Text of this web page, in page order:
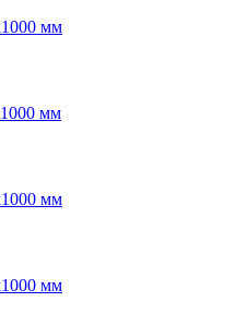
мм
мм
мм
мм